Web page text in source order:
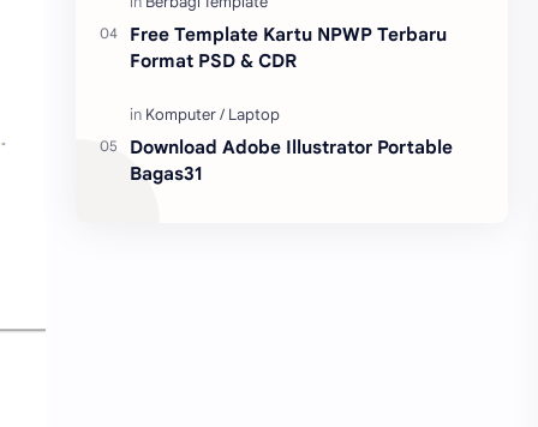
Free Template Kartu NPWP Terbaru
Format PSD & CDR
Download Adobe Illustrator Portable
Bagas31